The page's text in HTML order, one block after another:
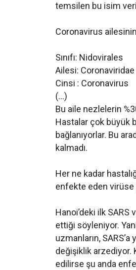
temsilen bu isim
Coronavirus
Sınıfı: Nidovirales
Ailesi:
Cinsi : Coronavirus
(…)
Bu aile nezlelerin
Hastalar çok büyük
bağlanıyorlar. Bu
kalmadı.
Her ne kadar
enfekte eden
Hanoi’deki ilk SARS
ettiği söyleniyor.
uzmanların,
değişiklik arzediyor.
edilirse şu anda